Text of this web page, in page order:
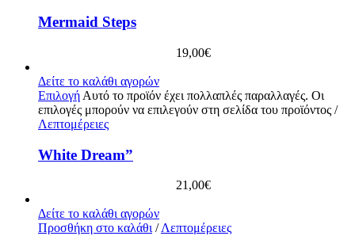
Mermaid Steps
19,00€
Δείτε το καλάθι αγορών
Επιλογή Αυτό το προϊόν έχει πολλαπλές παραλλαγές. Οι
επιλογές μπορούν να επιλεγούν στη σελίδα του προϊόντος /
Λεπτομέρειες
White Dream”
21,00€
Δείτε το καλάθι αγορών
Προσθήκη στο καλάθι /Λεπτομέρειες